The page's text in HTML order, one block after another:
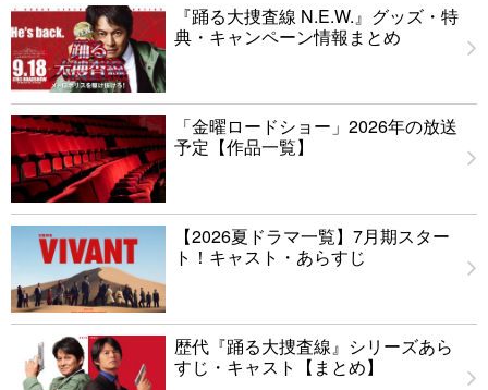
『踊る大捜査線 N.E.W.』グッズ・特
典・キャンペーン情報まとめ
「金曜ロードショー」2026年の放送
予定【作品一覧】
【2026夏ドラマ一覧】7月期スター
ト！キャスト・あらすじ
歴代『踊る大捜査線』シリーズあら
すじ・キャスト【まとめ】